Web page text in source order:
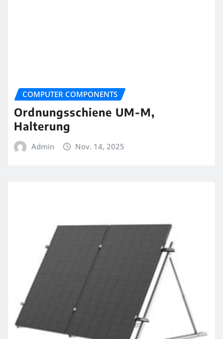
COMPUTER COMPONENTS
Ordnungsschiene UM-M,
Halterung
Admin Nov. 14, 2025